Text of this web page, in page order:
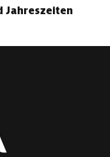
Jahreszeiten